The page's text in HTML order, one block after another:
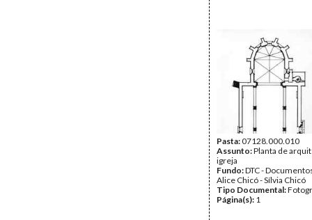
Pasta:07128.000.010
Assunto:Planta de
igreja
Fundo:DTC -
Alice Chicó - Sílvia Chicó
Tipo Documental:
Página(s): 1